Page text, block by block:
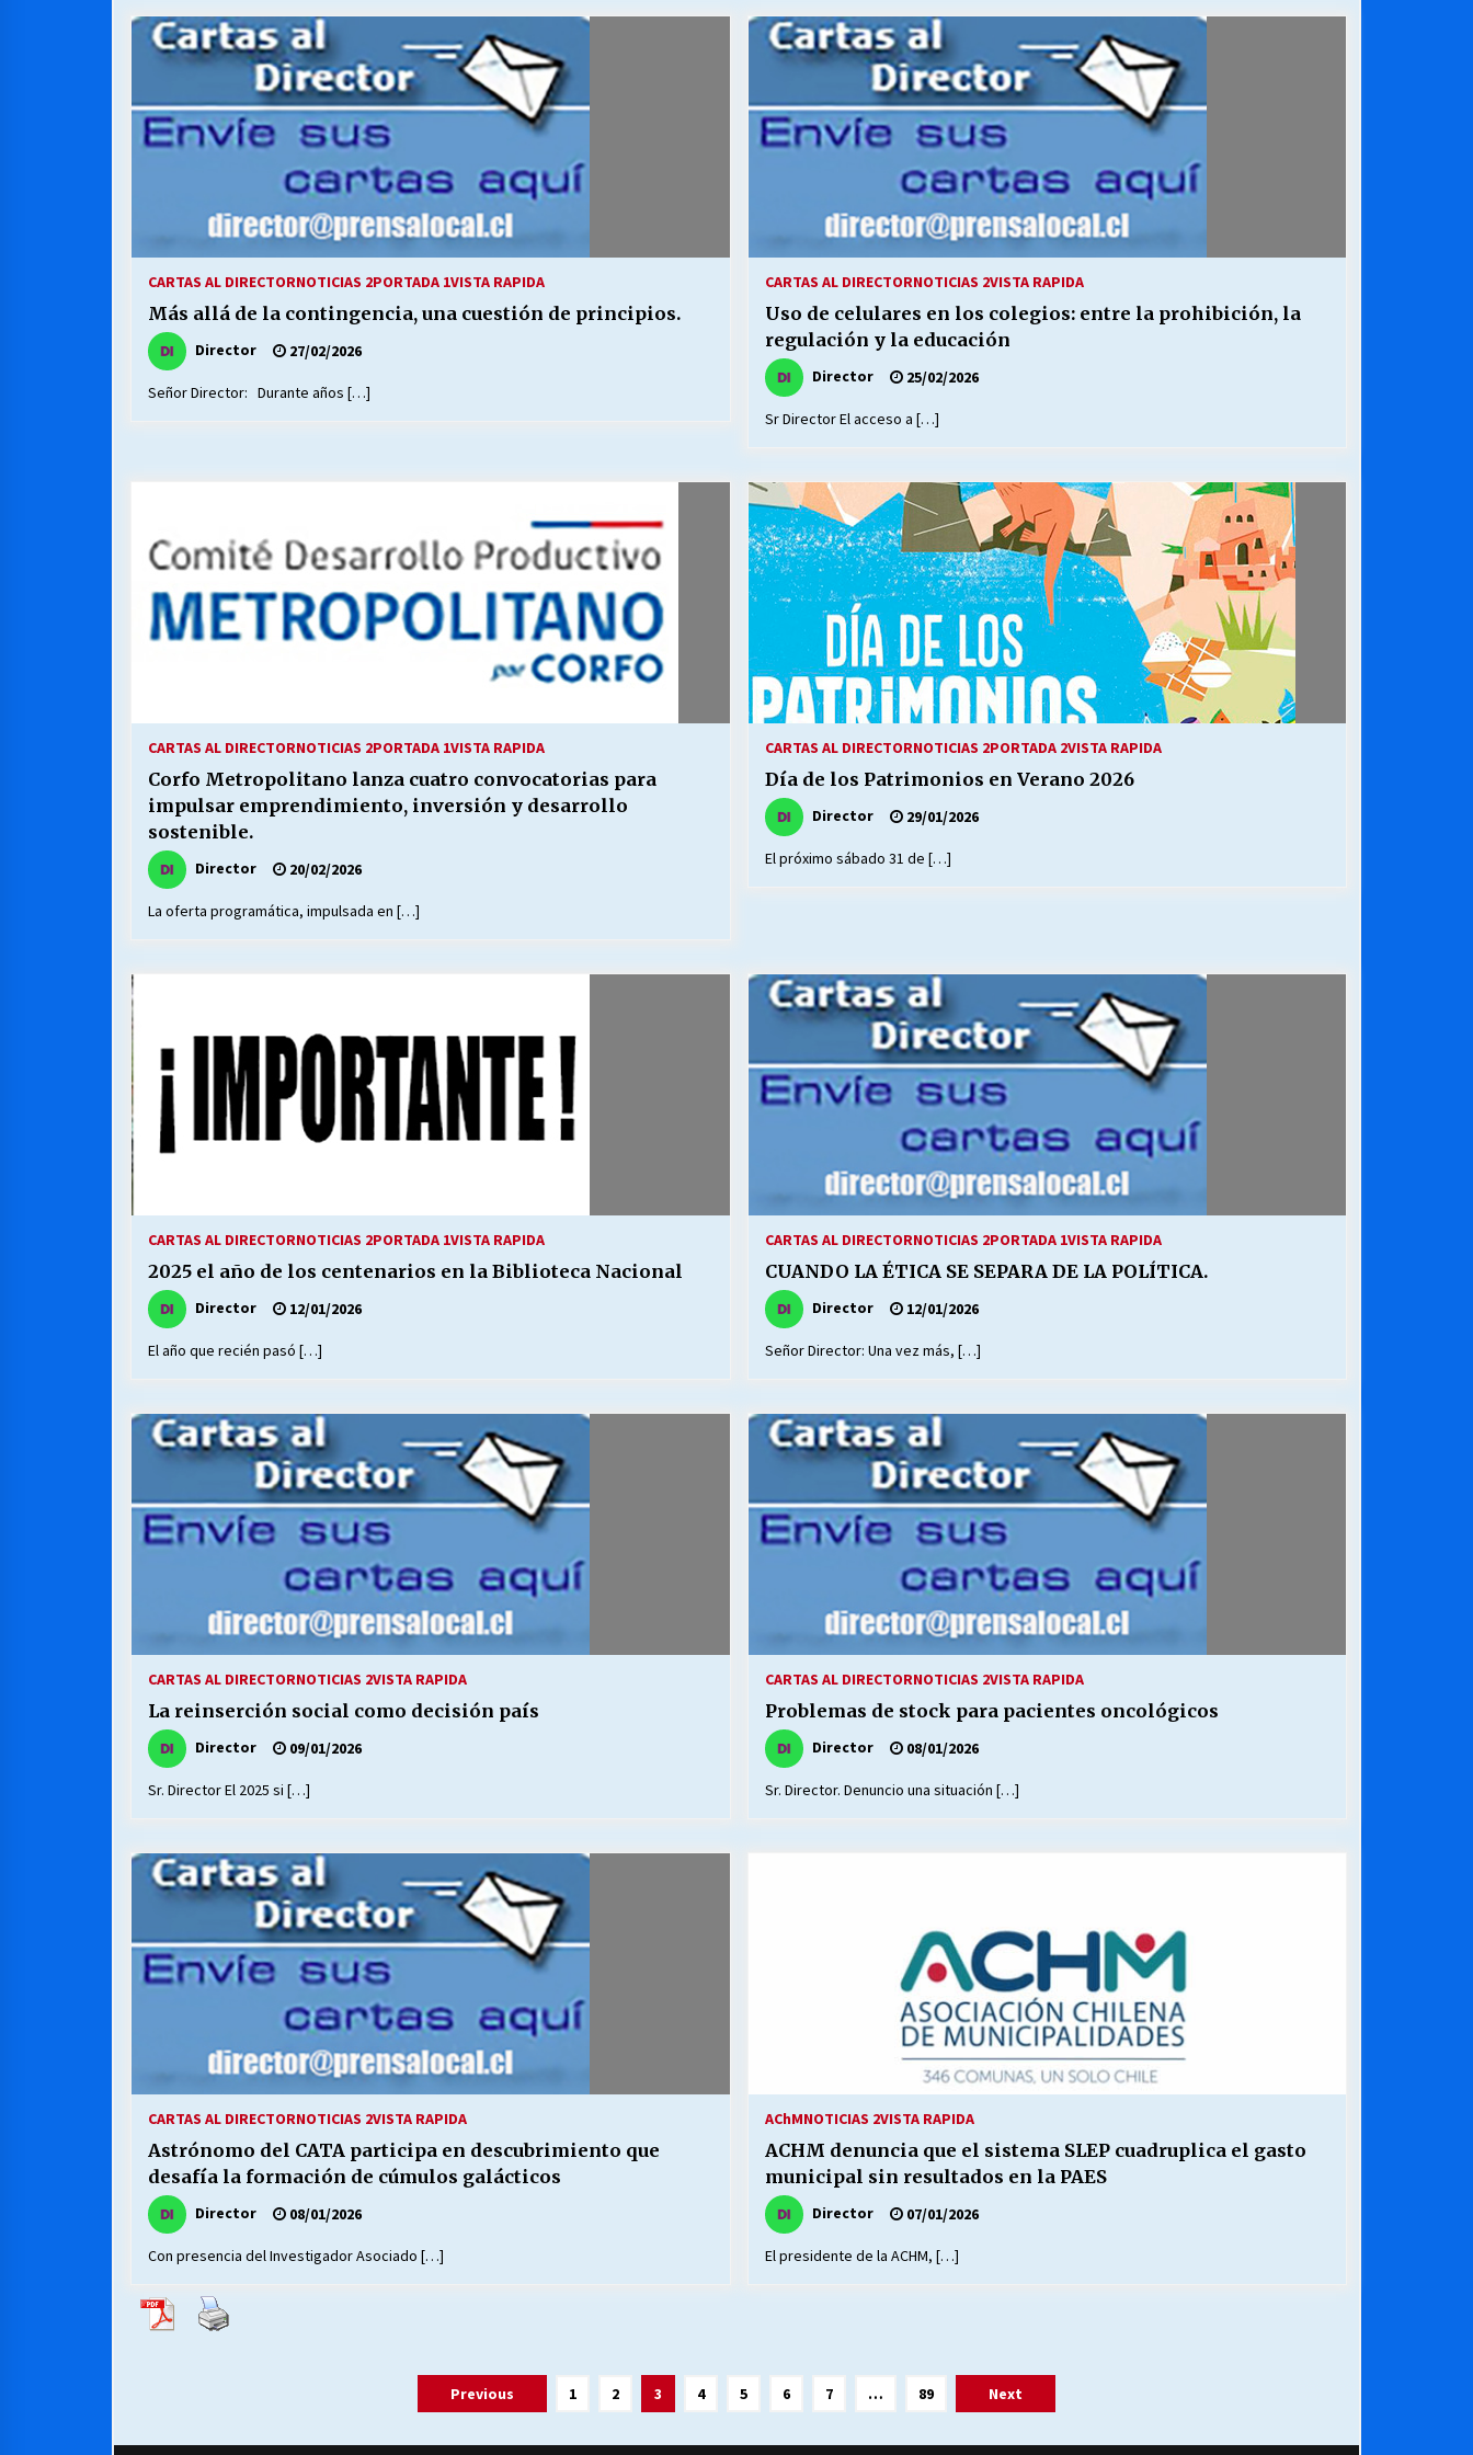
MUNICIPALIDAD, TRABAJADORES,
CLIMA LABORAL:
13/07/2026
Escuela hospitalaria El Carmen de
¿Qué habrían dicho?
23/06/2026
VOLVER A SER ALTERNATIVA
16/06/2026
MUNICIPALIDADES, HONORARIOS,
años. “La cuestión social hoy”.
16/05/2026
S.O.S. a los ricos, Save Our Souls
30/04/2026
CARTAS AL DIRECTORNOTICIAS 2PORTADA 1VISTA RAPIDA
Más allá de la contingencia, una cuestión de principios.
Director 27/02/2026
Señor Director: Durante años […]
CARTAS AL DIRECTORNOTICIAS 2VISTA RAPIDA
Uso de celulares en los colegios: entre la prohibición, la
regulación y la educación
Director 25/02/2026
Sr Director El acceso a […]
CARTAS AL DIRECTORNOTICIAS 2PORTADA 1VISTA RAPIDA
Corfo Metropolitano lanza cuatro convocatorias para
impulsar emprendimiento, inversión y desarrollo
sostenible.
Director 20/02/2026
La oferta programática, impulsada en […]
CARTAS AL DIRECTORNOTICIAS 2PORTADA 2VISTA RAPIDA
Día de los Patrimonios en Verano 2026
Director 29/01/2026
El próximo sábado 31 de […]
CARTAS AL DIRECTORNOTICIAS 2PORTADA 1VISTA RAPIDA
2025 el año de los centenarios en la Biblioteca Nacional
Director 12/01/2026
El año que recién pasó […]
CARTAS AL DIRECTORNOTICIAS 2PORTADA 1VISTA RAPIDA
CUANDO LA ÉTICA SE SEPARA DE LA POLÍTICA.
Director 12/01/2026
Señor Director: Una vez más, […]
CARTAS AL DIRECTORNOTICIAS 2VISTA RAPIDA
La reinserción social como decisión país
Director 09/01/2026
Sr. Director El 2025 si […]
CARTAS AL DIRECTORNOTICIAS 2VISTA RAPIDA
Problemas de stock para pacientes oncológicos
Director 08/01/2026
Sr. Director. Denuncio una situación […]
CARTAS AL DIRECTORNOTICIAS 2VISTA RAPIDA
Astrónomo del CATA participa en descubrimiento que
desafía la formación de cúmulos galácticos
Director 08/01/2026
Con presencia del Investigador Asociado […]
AChMNOTICIAS 2VISTA RAPIDA
ACHM denuncia que el sistema SLEP cuadruplica el gasto
municipal sin resultados en la PAES
Director 07/01/2026
El presidente de la ACHM, […]
Previous 1 2 3 4 5 6 7 … 89 Next